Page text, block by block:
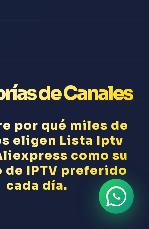
de Canales
por qué miles de
eligen Lista Iptv
como su
IPTV preferido
cada día.